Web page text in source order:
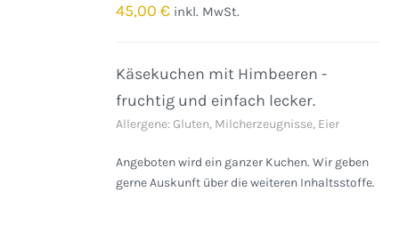
45,00€ inkl. MwSt.
Käsekuchen mit Himbeeren -
fruchtig und einfach lecker.
Allergene: Gluten, Milcherzeugnisse, Eier
Angeboten wird ein ganzer Kuchen. Wir geben
gerne Auskunft über die weiteren Inhaltsstoffe.